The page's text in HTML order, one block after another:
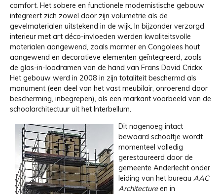
comfort. Het sobere en functionele modernistische gebouw
integreert zich zowel door zijn volumetrie als de
gevelmaterialen uitstekend in de wijk. In bijzonder verzorgd
interieur met art déco-invloeden werden kwaliteitsvolle
materialen aangewend, zoals marmer en Congolees hout
aangewend en decoratieve elementen geïntegreerd, zoals
de glas-in-loodramen van de hand van Frans David Crickx.
Het gebouw werd in 2008 in zijn totaliteit beschermd als
monument (een deel van het vast meubilair, onroerend door
bescherming, inbegrepen), als een markant voorbeeld van de
schoolarchitectuur uit het Interbellum.
Dit nagenoeg intact
bewaard schooltje wordt
momenteel volledig
gerestaureerd door de
gemeente Anderlecht onder
leiding van het bureau AAC
Architectureen in